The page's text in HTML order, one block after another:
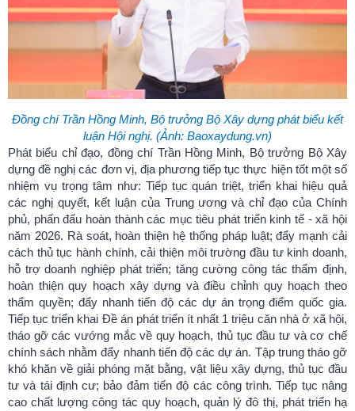
Đồng chí Trần Hồng Minh, Bộ trưởng Bộ Xây dựng phát biểu kết
luận Hội nghị. (Ảnh: Baoxaydung.vn)
Phát biểu chỉ đạo, đồng chí Trần Hồng Minh, Bộ trưởng Bộ Xây
dựng đề nghị các đơn vị, địa phương tiếp tục thực hiện tốt một số
nhiệm vụ trọng tâm như: Tiếp tục quán triệt, triển khai hiệu quả
các nghị quyết, kết luận của Trung ương và chỉ đạo của Chính
phủ, phấn đấu hoàn thành các mục tiêu phát triển kinh tế - xã hội
năm 2026. Rà soát, hoàn thiện hệ thống pháp luật; đẩy mạnh cải
cách thủ tục hành chính, cải thiện môi trường đầu tư kinh doanh,
hỗ trợ doanh nghiệp phát triển; tăng cường công tác thẩm định,
hoàn thiện quy hoạch xây dựng và điều chỉnh quy hoạch theo
thẩm quyền; đẩy nhanh tiến độ các dự án trọng điểm quốc gia.
Tiếp tục triển khai Đề án phát triển ít nhất 1 triệu căn nhà ở xã hội,
tháo gỡ các vướng mắc về quy hoạch, thủ tục đầu tư và cơ chế
chính sách nhằm đẩy nhanh tiến độ các dự án. Tập trung tháo gỡ
khó khăn về giải phóng mặt bằng, vật liệu xây dựng, thủ tục đầu
tư và tái định cư; bảo đảm tiến độ các công trình. Tiếp tục nâng
cao chất lượng công tác quy hoạch, quản lý đô thị, phát triển hạ